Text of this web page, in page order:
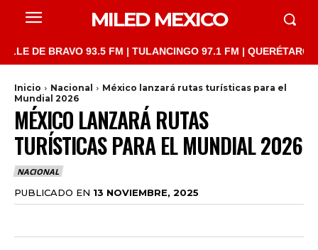
MILED MEXICO
BRAVO 93.5 FM | TULANCINGO 97.1 FM | QUERÉTARO
Inicio Nacional
México lanzará rutas turísticas para el
Mundial 2026
MÉXICO LANZARÁ RUTAS
TURÍSTICAS PARA EL MUNDIAL 2026
NACIONAL
PUBLICADO EN 13 NOVIEMBRE, 2025